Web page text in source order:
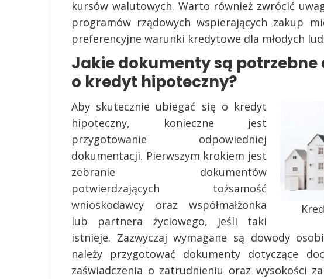
kursów walutowych. Warto również zwrócić
programów rządowych wspierających zakup
preferencyjne warunki kredytowe dla młodych
Jakie dokumenty są potrzebne
o kredyt hipoteczny?
Aby skutecznie ubiegać się o kredyt
hipoteczny, konieczne jest
przygotowanie odpowiedniej
dokumentacji. Pierwszym krokiem jest
zebranie dokumentów
potwierdzających tożsamość
wnioskodawcy oraz współmałżonka
lub partnera życiowego, jeśli taki
istnieje. Zazwyczaj wymagane są dowody
należy przygotować dokumenty dotyczące
zaświadczenia o zatrudnieniu oraz wysokości